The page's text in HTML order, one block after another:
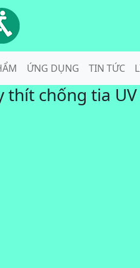
ỨNG DỤNG TIN TỨC
thít chống tia UV